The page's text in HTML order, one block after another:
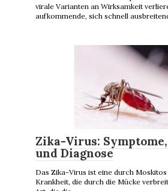
virale Varianten an Wirksamkeit
aufkommende, sich schnell
Zika-Virus:
und Diagnose
Das Zika-Virus ist eine durch
Krankheit, die durch die Mücke